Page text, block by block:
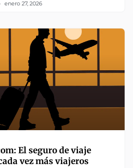
enero 27, 2026
El seguro de viaje
vez más viajeros